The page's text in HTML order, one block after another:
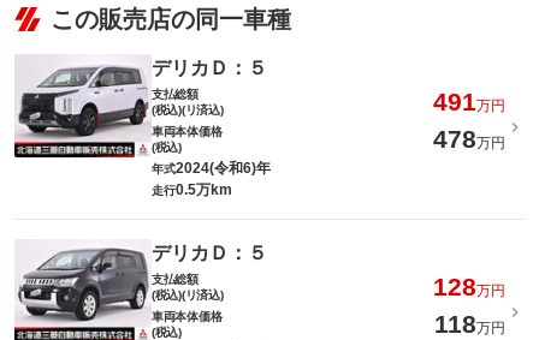
この販売店の同一車種
デリカＤ：５
支払総額
(税込)(リ済込)
491万円
車両本体価格
(税込)
478万円
年式2024(令和6)年
走行0.5万km
デリカＤ：５
支払総額
(税込)(リ済込)
128万円
車両本体価格
(税込)
118万円